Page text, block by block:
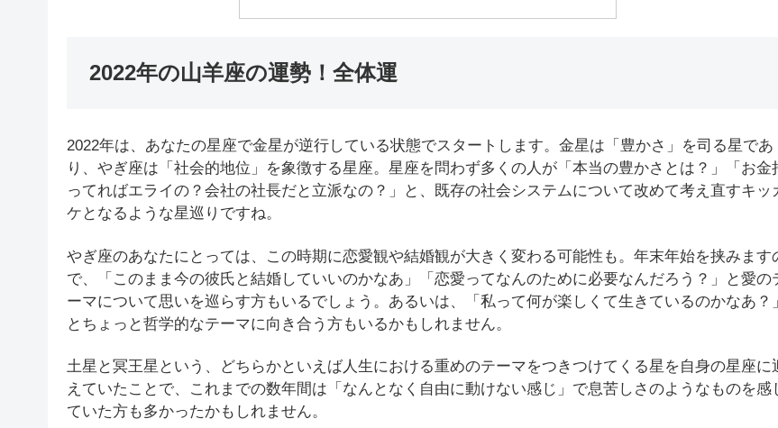
2022年の山羊座の運勢！全体運
2022年は、あなたの星座で金星が逆行している状態でスタートします。金星は「豊かさ」を司る星であ
り、やぎ座は「社会的地位」を象徴する星座。星座を問わず多くの人が「本当の豊かさとは？」「お金
ってればエライの？会社の社長だと立派なの？」と、既存の社会システムについて改めて考え直すキッ
ケとなるような星巡りですね。
やぎ座のあなたにとっては、この時期に恋愛観や結婚観が大きく変わる可能性も。年末年始を挟みます
で、「このまま今の彼氏と結婚していいのかなあ」「恋愛ってなんのために必要なんだろう？」と愛の
ーマについて思いを巡らす方もいるでしょう。あるいは、「私って何が楽しくて生きているのかなあ？」
とちょっと哲学的なテーマに向き合う方もいるかもしれません。
土星と冥王星という、どちらかといえば人生における重めのテーマをつきつけてくる星を自身の星座に
えていたことで、これまでの数年間は「なんとなく自由に動けない感じ」で息苦しさのようなものを感
ていた方も多かったかもしれません。